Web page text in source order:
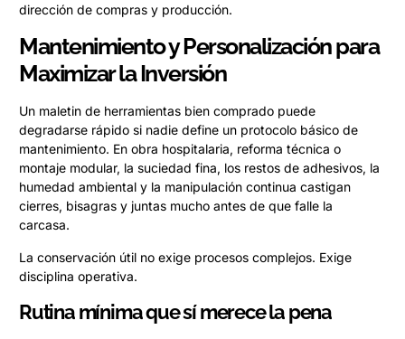
dirección de compras y producción.
Mantenimiento y Personalización para
Maximizar la Inversión
Un maletin de herramientas bien comprado puede
degradarse rápido si nadie define un protocolo básico de
mantenimiento. En obra hospitalaria, reforma técnica o
montaje modular, la suciedad fina, los restos de adhesivos, la
humedad ambiental y la manipulación continua castigan
cierres, bisagras y juntas mucho antes de que falle la
carcasa.
La conservación útil no exige procesos complejos. Exige
disciplina operativa.
Rutina mínima que sí merece la pena